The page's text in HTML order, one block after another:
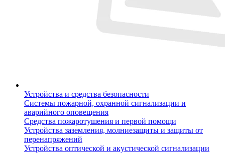
Устройства и средства безопасности
Системы пожарной, охранной сигнализации и
аварийного оповещения
Средства пожаротушения и первой помощи
Устройства заземления, молниезащиты и защиты от
перенапряжений
Устройства оптической и акустической сигнализации